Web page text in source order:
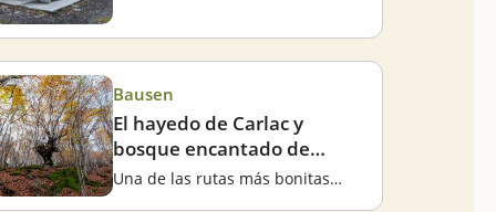
Bausen
El hayedo de Carlac y
bosque encantado de
Carlac, en Bausen
Una de las rutas más bonitas del mundo senderista